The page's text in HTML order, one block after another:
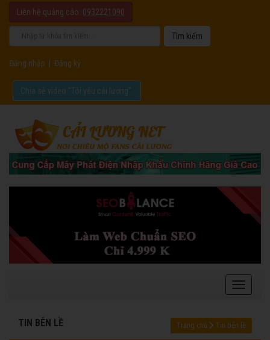
Liên hệ quảng cáo: 0932221090
Đăng nhập Đăng ký
Chia sẻ video "Tôi yêu cải lương".
TIN BÊN LỀ Trang chủ Tin bên lề